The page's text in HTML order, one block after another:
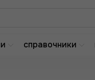
справочники